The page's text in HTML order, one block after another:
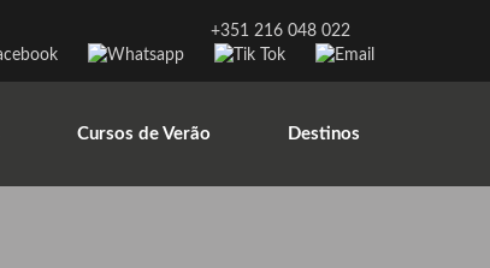
+351 216 048 022
Cursos de Verão Destinos